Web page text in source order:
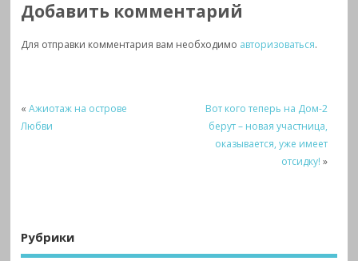
Добавить комментарий
Для отправки комментария вам необходимо авторизоваться.
«Ажиотаж на острове
Любви
Вот кого теперь на Дом-2
берут – новая участница,
оказывается, уже имеет
отсидку! »
Рубрики